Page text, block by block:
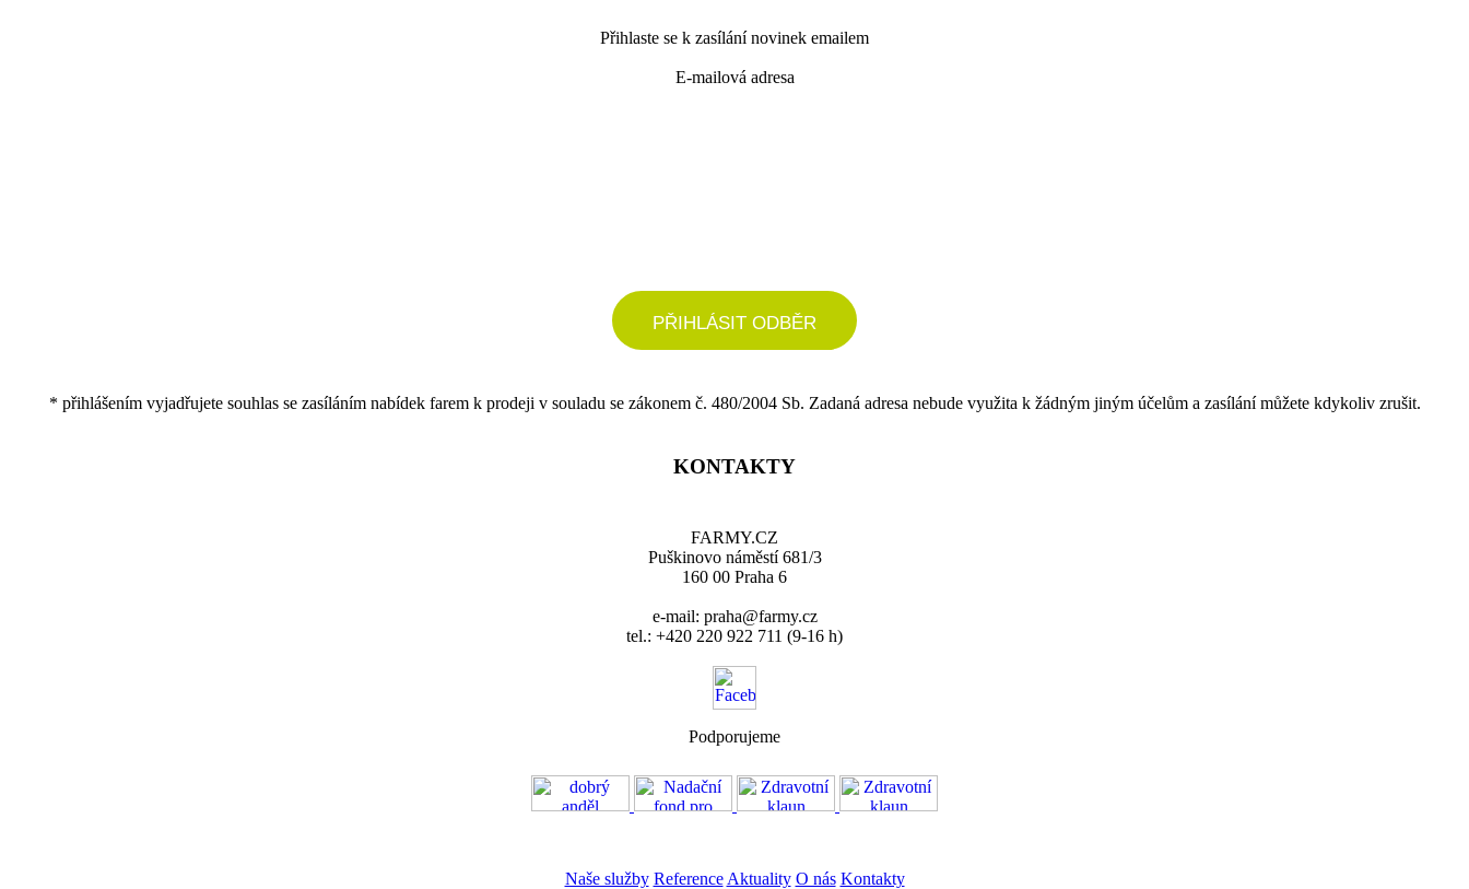
Přihlaste se k zasílání novinek emailem
E-mailová adresa
PŘIHLÁSIT ODBĚR
* přihlášením vyjadřujete souhlas se zasíláním nabídek farem k prodeji v souladu se zákonem č. 480/2004 Sb. Zadaná adresa nebude využita k žádným jiným účelům a zasílání můžete kdykoliv zrušit.
KONTAKTY
FARMY.CZ
Puškinovo náměstí 681/3
160 00 Praha 6
e-mail: praha@farmy.cz
tel.: +420 220 922 711 (9-16 h)
Podporujeme
Naše služby Reference Aktuality O nás Kontakty